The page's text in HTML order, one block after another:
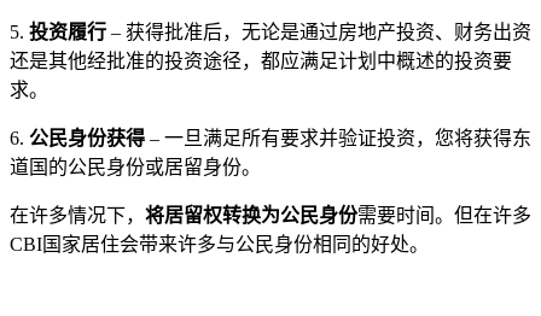
5. 投资履行 – 获得批准后，无论是通过房地产投资、财务出资
还是其他经批准的投资途径，都应满足计划中概述的投资要
求。
6. 公民身份获得 – 一旦满足所有要求并验证投资，您将获得东
道国的公民身份或居留身份。
在许多情况下， 将居留权转换为公民身份需要时间。但在许多
CBI国家居住会带来许多与公民身份相同的好处。